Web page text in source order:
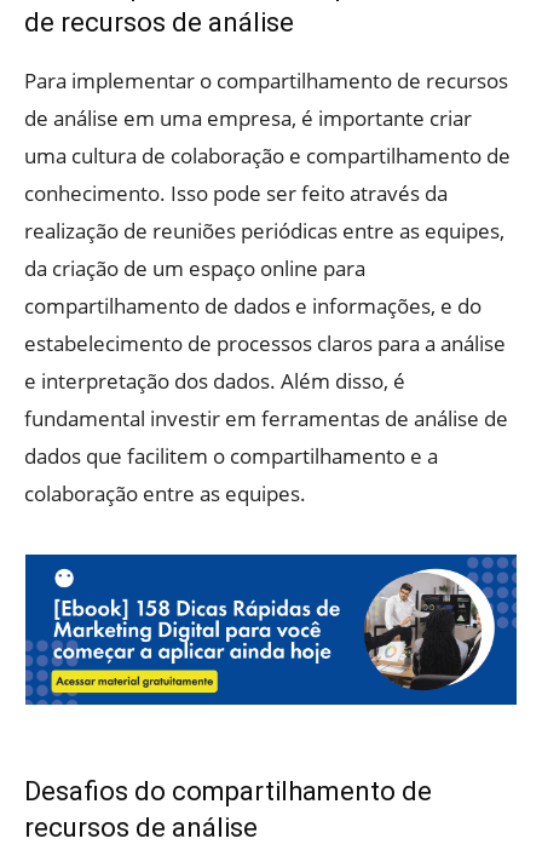
de recursos de análise
Para implementar o compartilhamento de recursos
de análise em uma empresa, é importante criar
uma cultura de colaboração e compartilhamento de
conhecimento. Isso pode ser feito através da
realização de reuniões periódicas entre as equipes,
da criação de um espaço online para
compartilhamento de dados e informações, e do
estabelecimento de processos claros para a análise
e interpretação dos dados. Além disso, é
fundamental investir em ferramentas de análise de
dados que facilitem o compartilhamento e a
colaboração entre as equipes.
Desafios do compartilhamento de
recursos de análise